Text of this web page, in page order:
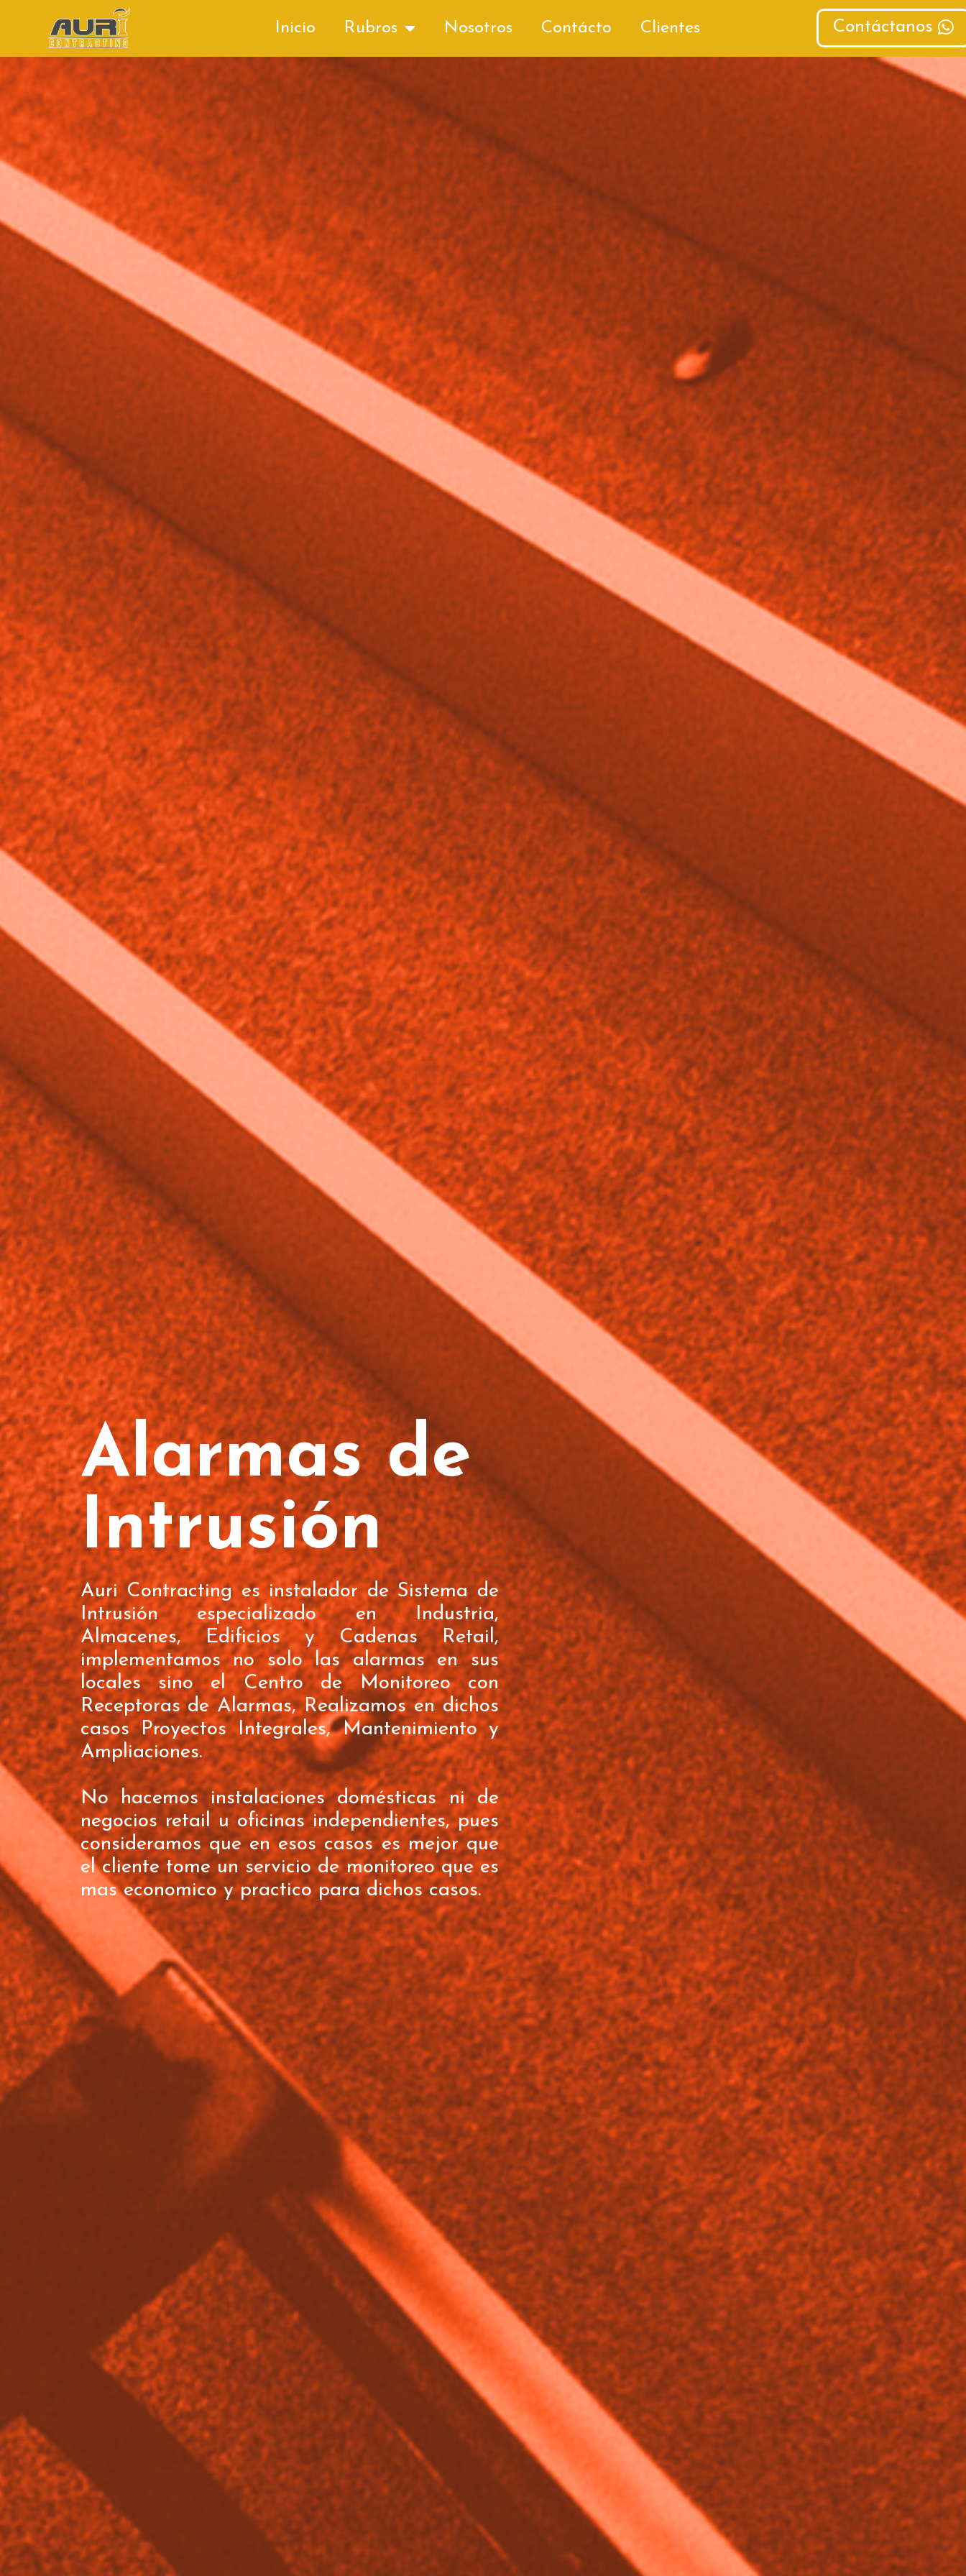
Inicio Rubros Nosotros Contácto Clientes Contáctanos
Alarmas de
Intrusión
Auri Contracting es instalador de Sistema de
Intrusión especializado en Industria,
Almacenes, Edificios y Cadenas Retail,
implementamos no solo las alarmas en sus
locales sino el Centro de Monitoreo con
Receptoras de Alarmas, Realizamos en dichos
casos Proyectos Integrales, Mantenimiento y
Ampliaciones.
No hacemos instalaciones domésticas ni de
negocios retail u oficinas independientes, pues
consideramos que en esos casos es mejor que
el cliente tome un servicio de monitoreo que es
mas economico y practico para dichos casos.